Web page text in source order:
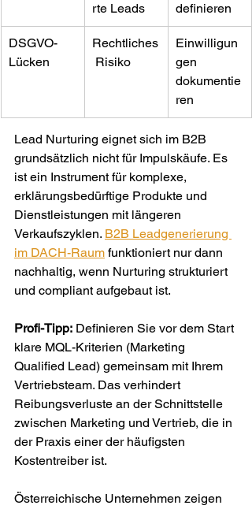
rte Leads
definieren
DSGVO-
Lücken
Rechtliches
Risiko
Einwilligun
gen
dokumentie
ren
Lead Nurturing eignet sich im B2B
grundsätzlich nicht für Impulskäufe. Es
ist ein Instrument für komplexe,
erklärungsbedürftige Produkte und
Dienstleistungen mit längeren
Verkaufszyklen. B2B Leadgenerierung
im DACH-Raum funktioniert nur dann
nachhaltig, wenn Nurturing strukturiert
und compliant aufgebaut ist.
Profi-Tipp: Definieren Sie vor dem Start
klare MQL-Kriterien (Marketing
Qualified Lead) gemeinsam mit Ihrem
Vertriebsteam. Das verhindert
Reibungsverluste an der Schnittstelle
zwischen Marketing und Vertrieb, die in
der Praxis einer der häufigsten
Kostentreiber ist.
Österreichische Unternehmen zeigen